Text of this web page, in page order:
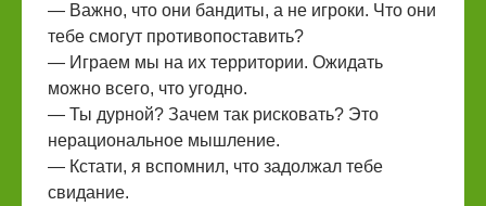
— Важно, что они бандиты, а не игроки. Что они
тебе смогут противопоставить?
— Играем мы на их территории. Ожидать
можно всего, что угодно.
— Ты дурной? Зачем так рисковать? Это
нерациональное мышление.
— Кстати, я вспомнил, что задолжал тебе
свидание.